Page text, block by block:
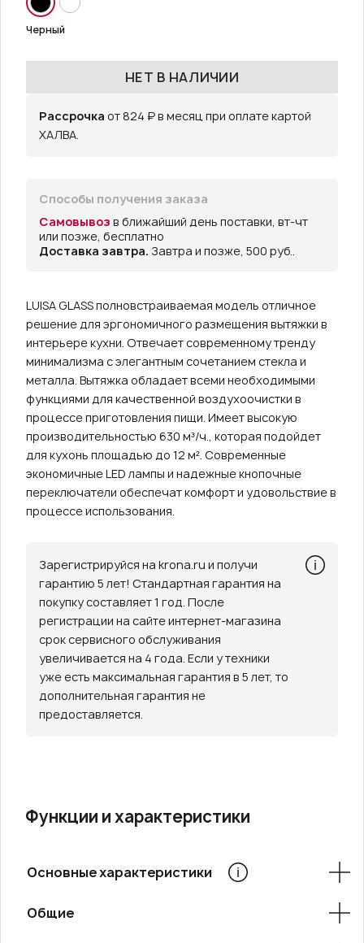
Черный
НЕТ В НАЛИЧИИ
Рассрочка от 824 ₽ в месяц при оплате картой
ХАЛВА.
Способы получения заказа
Самовывоз в ближайший день поставки, вт-чт
или позже, бесплатно
Доставка завтра. Завтра и позже, 500 руб..
LUISA GLASS полновстраиваемая модель отличное
решение для эргономичного размещения вытяжки в
интерьере кухни. Отвечает современному тренду
минимализма с элегантным сочетанием стекла и
металла. Вытяжка обладает всеми необходимыми
функциями для качественной воздухоочистки в
процессе приготовления пищи. Имеет высокую
производительностью 630 м³/ч., которая подойдет
для кухонь площадью до 12 м². Современные
экономичные LED лампы и надежные кнопочные
переключатели обеспечат комфорт и удовольствие в
процессе использования.
Зарегистрируйся на krona.ru и получи
гарантию 5 лет! Стандартная гарантия на
покупку составляет 1 год. После
регистрации на сайте интернет-магазина
срок сервисного обслуживания
увеличивается на 4 года. Если у техники
уже есть максимальная гарантия в 5 лет, то
дополнительная гарантия не
предоставляется.
Функции и характеристики
Основные характеристики
Общие